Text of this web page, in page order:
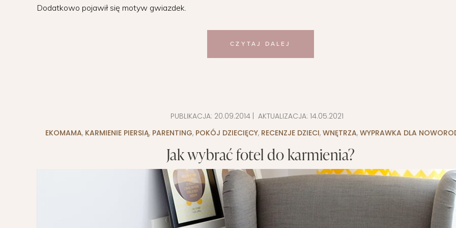
Dodatkowo pojawił się motyw gwiazdek.
CZYTAJ DALEJ
PUBLIKACJA: 20.09.2014| AKTUALIZACJA: 14.05.2021
EKOMAMA, KARMIENIE PIERSIĄ, PARENTING, POKÓJ DZIECIĘCY, RECENZJE DZIECI, WNĘTRZA, WYPRAWKA DLA
Jak wybrać fotel do karmienia?